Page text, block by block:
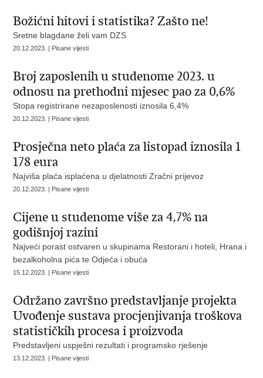
Božićni hitovi i statistika? Zašto ne!
Sretne blagdane želi vam DZS
20.12.2023. | Pisane vijesti
Broj zaposlenih u studenome 2023. u
odnosu na prethodni mjesec pao za 0,6%
Stopa registrirane nezaposlenosti iznosila 6,4%
20.12.2023. | Pisane vijesti
Prosječna neto plaća za listopad iznosila 1
178 eura
Najviša plaća isplaćena u djelatnosti Zračni prijevoz
20.12.2023. | Pisane vijesti
Cijene u studenome više za 4,7% na
godišnjoj razini
Najveći porast ostvaren u skupinama Restorani i hoteli, Hrana i
bezalkoholna pića te Odjeća i obuća
15.12.2023. | Pisane vijesti
Održano završno predstavljanje projekta
Uvođenje sustava procjenjivanja troškova
statističkih procesa i proizvoda
Predstavljeni uspješni rezultati i programsko rješenje
13.12.2023. | Pisane vijesti